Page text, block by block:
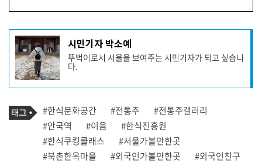
기
사
작
성
자
프
필
시민기자 박소예
뚜벅이로서 서울을 보여주는 시민기자가 되고 싶습니
다.
기
사
관
련
태
그
태
그
#한식문화공간 #전통주
#전통주갤러리
#안국역
#이음
#한식진흥원
#한식쿠킹클래스
#서울가볼만한곳
#북촌한옥마을
#외국인가볼만한곳
#외국인친구